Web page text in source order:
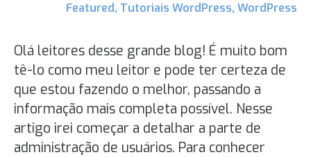
Featured, Tutoriais WordPress, WordPress
Olá leitores desse grande blog! É muito bom
tê-lo como meu leitor e pode ter certeza de
que estou fazendo o melhor, passando a
informação mais completa possível. Nesse
artigo irei começar a detalhar a parte de
administração de usuários. Para conhecer